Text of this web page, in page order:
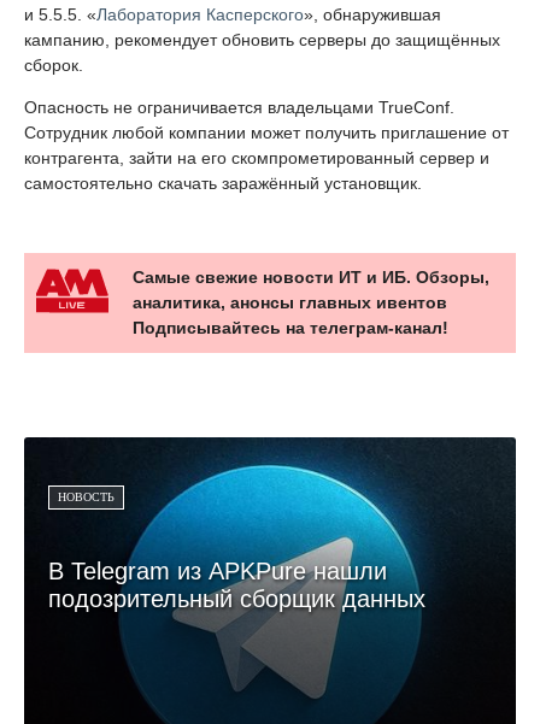
и 5.5.5. «Лаборатория Касперского», обнаружившая
кампанию, рекомендует обновить серверы до защищённых
сборок.
Опасность не ограничивается владельцами TrueConf.
Сотрудник любой компании может получить приглашение от
контрагента, зайти на его скомпрометированный сервер и
самостоятельно скачать заражённый установщик.
Самые свежие новости ИТ и ИБ. Обзоры,
аналитика, анонсы главных ивентов
Подписывайтесь на телеграм-канал!
НОВОСТЬ
В Telegram из APKPure нашли
подозрительный сборщик данных